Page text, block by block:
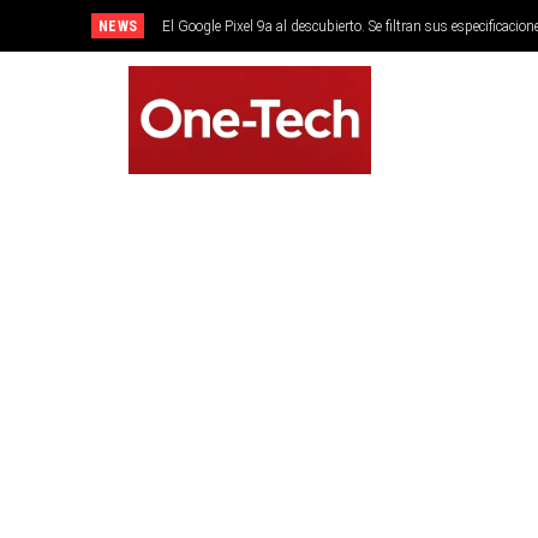
NEWS El Google Pixel 9a al descubierto. Se filtran sus